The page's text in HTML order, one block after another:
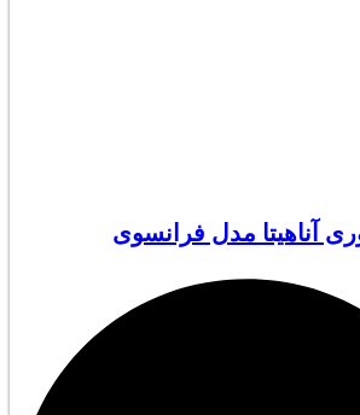
آناهیتا مدل فرانسوی